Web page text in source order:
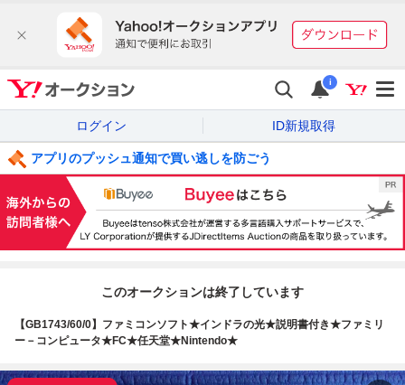
i
ログイン ID新規取得
アプリのプッシュ通知で買い逃しを防ごう
このオークションは終了しています
【GB1743/60/0】ファミコンソフト★インドラの光★説明書付き★ファミリ
ー－コンピュータ★FC★任天堂★Nintendo★